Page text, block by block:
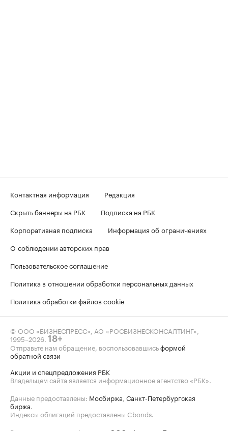
Контактная информация
Редакция
Скрыть баннеры на РБК
Подписка на РБК
Корпоративная подписка
Информация об ограничениях
О соблюдении авторских прав
Пользовательское соглашение
Политика в отношении обработки персональных данных
Политика обработки файлов cookie
© ООО «БИЗНЕСПРЕСС», АО «РОСБИЗНЕСКОНСАЛТИНГ»,
1995–2026. 18+
Отправьте нам обращение, воспользовавшисьформой
обратной связи
Акции и спецпредложения РБК
Владельцем сайта является информационное агентство «РБК».
Данные предоставлены: Мосбиржа, Санкт-Петербургская
биржа.
Индексы облигаций предоставлены Cbonds.